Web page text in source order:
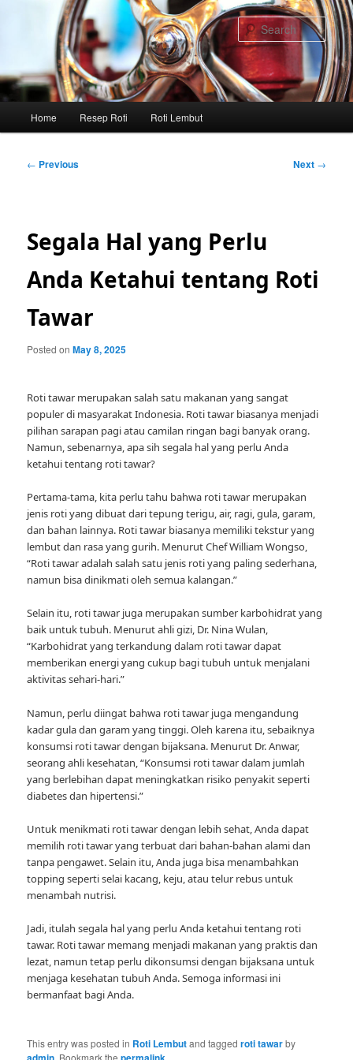
Home Resep Roti Roti Lembut
Post
← Previous Next →
Segala Hal yang Perlu
Anda Ketahui tentang Roti
Tawar
Posted onMay 8, 2025
Roti tawar merupakan salah satu makanan yang sangat
populer di masyarakat Indonesia. Roti tawar biasanya menjadi
pilihan sarapan pagi atau camilan ringan bagi banyak orang.
Namun, sebenarnya, apa sih segala hal yang perlu Anda
ketahui tentang roti tawar?
Pertama-tama, kita perlu tahu bahwa roti tawar merupakan
jenis roti yang dibuat dari tepung terigu, air, ragi, gula, garam,
dan bahan lainnya. Roti tawar biasanya memiliki tekstur yang
lembut dan rasa yang gurih. Menurut Chef William Wongso,
“Roti tawar adalah salah satu jenis roti yang paling sederhana,
namun bisa dinikmati oleh semua kalangan.”
Selain itu, roti tawar juga merupakan sumber karbohidrat yang
baik untuk tubuh. Menurut ahli gizi, Dr. Nina Wulan,
“Karbohidrat yang terkandung dalam roti tawar dapat
memberikan energi yang cukup bagi tubuh untuk menjalani
aktivitas sehari-hari.”
Namun, perlu diingat bahwa roti tawar juga mengandung
kadar gula dan garam yang tinggi. Oleh karena itu, sebaiknya
konsumsi roti tawar dengan bijaksana. Menurut Dr. Anwar,
seorang ahli kesehatan, “Konsumsi roti tawar dalam jumlah
yang berlebihan dapat meningkatkan risiko penyakit seperti
diabetes dan hipertensi.”
Untuk menikmati roti tawar dengan lebih sehat, Anda dapat
memilih roti tawar yang terbuat dari bahan-bahan alami dan
tanpa pengawet. Selain itu, Anda juga bisa menambahkan
topping seperti selai kacang, keju, atau telur rebus untuk
menambah nutrisi.
Jadi, itulah segala hal yang perlu Anda ketahui tentang roti
tawar. Roti tawar memang menjadi makanan yang praktis dan
lezat, namun tetap perlu dikonsumsi dengan bijaksana untuk
menjaga kesehatan tubuh Anda. Semoga informasi ini
bermanfaat bagi Anda.
This entry was posted in Roti Lembutand taggedroti tawarby
. Bookmark the